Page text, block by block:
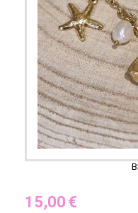
15,00 €